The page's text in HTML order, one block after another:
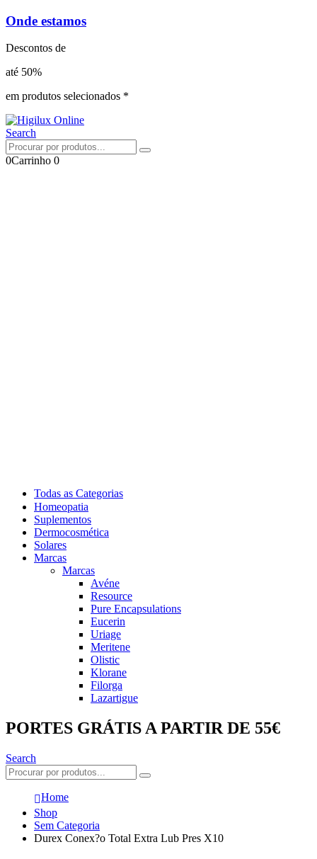
Onde estamos
Descontos de
até 50%
em produtos selecionados *
Search
0Carrinho 0
Todas as Categorias
Homeopatia
Suplementos
Dermocosmética
Solares
Marcas
Marcas
Avéne
Resource
Pure Encapsulations
Eucerin
Uriage
Meritene
Olistic
Klorane
Filorga
Lazartigue
PORTES GRÁTIS A PARTIR DE 55€
Search
Home
Shop
Sem Categoria
Durex Conex?o Total Extra Lub Pres X10